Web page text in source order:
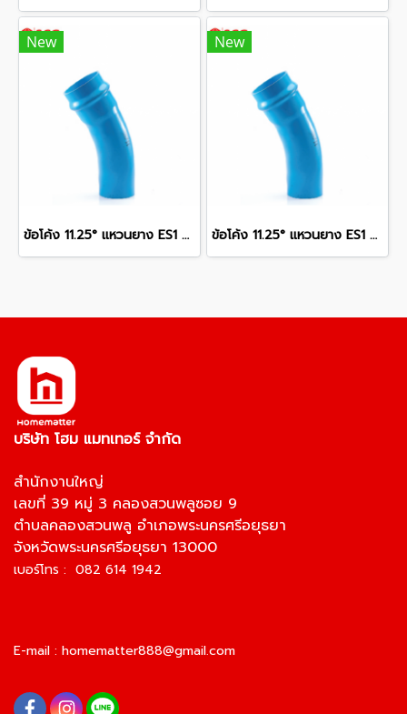
New
ข้อโค้ง 11.25° แหวนยาง ES1 SCG ขนาด 300 มม. (12 นิ้ว ) ชั้น 13.5
New
ข้อโค้ง 11.25° แหวนยาง ES1 SCG ขนาด 350 มม. (14 นิ้ว ) ชั้น 13.5
บริษัท โฮม แมทเทอร์ จำกัด
สำนักงานใหญ่
เลขที่ 39 หมู่ 3 คลองสวนพลูซอย 9
ตำบลคลองสวนพลู อำเภอพระนครศรีอยุธยา
จังหวัดพระนครศรีอยุธยา 13000
เบอร์โทร : 082 614 1942
E-mail : homematter888@gmail.com